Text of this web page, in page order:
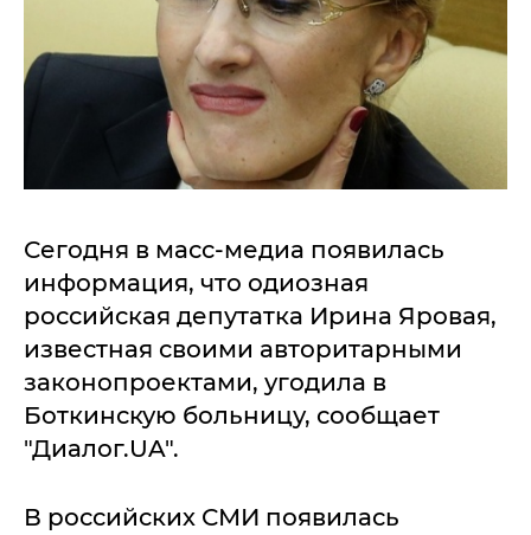
Сегодня в масс-медиа появилась
информация, что одиозная
российская депутатка Ирина Яровая,
известная своими авторитарными
законопроектами, угодила в
Боткинскую больницу, сообщает
"Диалог.UA".
В российских СМИ появилась